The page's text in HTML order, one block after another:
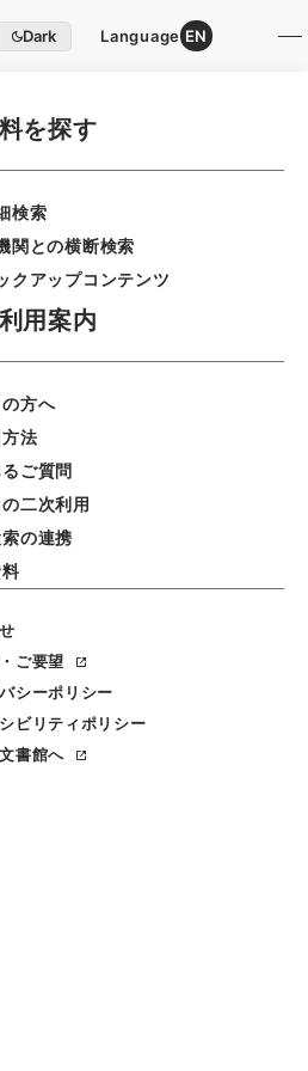
Dark Language EN
を探す
検索
関との横断検索
クアップコンテンツ
用案内
方へ
法
ご質問
二次利用
の連携
ご要望
シーポリシー
ビリティポリシー
書館へ
国立公文書館HP利用案内
閲覧